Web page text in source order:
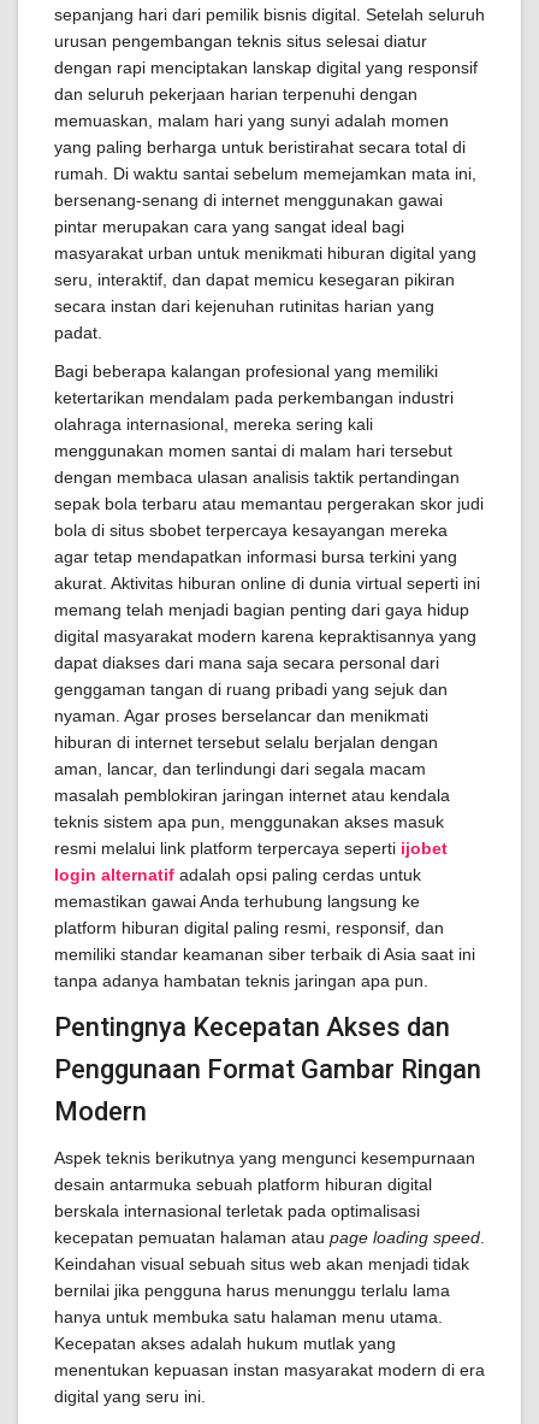
sepanjang hari dari pemilik bisnis digital. Setelah seluruh
urusan pengembangan teknis situs selesai diatur
dengan rapi menciptakan lanskap digital yang responsif
dan seluruh pekerjaan harian terpenuhi dengan
memuaskan, malam hari yang sunyi adalah momen
yang paling berharga untuk beristirahat secara total di
rumah. Di waktu santai sebelum memejamkan mata ini,
bersenang-senang di internet menggunakan gawai
pintar merupakan cara yang sangat ideal bagi
masyarakat urban untuk menikmati hiburan digital yang
seru, interaktif, dan dapat memicu kesegaran pikiran
secara instan dari kejenuhan rutinitas harian yang
padat.
Bagi beberapa kalangan profesional yang memiliki
ketertarikan mendalam pada perkembangan industri
olahraga internasional, mereka sering kali
menggunakan momen santai di malam hari tersebut
dengan membaca ulasan analisis taktik pertandingan
sepak bola terbaru atau memantau pergerakan skor judi
bola di situs sbobet terpercaya kesayangan mereka
agar tetap mendapatkan informasi bursa terkini yang
akurat. Aktivitas hiburan online di dunia virtual seperti ini
memang telah menjadi bagian penting dari gaya hidup
digital masyarakat modern karena kepraktisannya yang
dapat diakses dari mana saja secara personal dari
genggaman tangan di ruang pribadi yang sejuk dan
nyaman. Agar proses berselancar dan menikmati
hiburan di internet tersebut selalu berjalan dengan
aman, lancar, dan terlindungi dari segala macam
masalah pemblokiran jaringan internet atau kendala
teknis sistem apa pun, menggunakan akses masuk
resmi melalui link platform terpercaya seperti ijobet
login alternatif adalah opsi paling cerdas untuk
memastikan gawai Anda terhubung langsung ke
platform hiburan digital paling resmi, responsif, dan
memiliki standar keamanan siber terbaik di Asia saat ini
tanpa adanya hambatan teknis jaringan apa pun.
Pentingnya Kecepatan Akses dan
Penggunaan Format Gambar Ringan
Modern
Aspek teknis berikutnya yang mengunci kesempurnaan
desain antarmuka sebuah platform hiburan digital
berskala internasional terletak pada optimalisasi
kecepatan pemuatan halaman atau page loading speed
Keindahan visual sebuah situs web akan menjadi tidak
bernilai jika pengguna harus menunggu terlalu lama
hanya untuk membuka satu halaman menu utama.
Kecepatan akses adalah hukum mutlak yang
menentukan kepuasan instan masyarakat modern di era
digital yang seru ini.